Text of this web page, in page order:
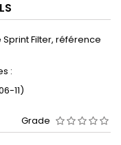
Filter, référence
:
11)
Grade